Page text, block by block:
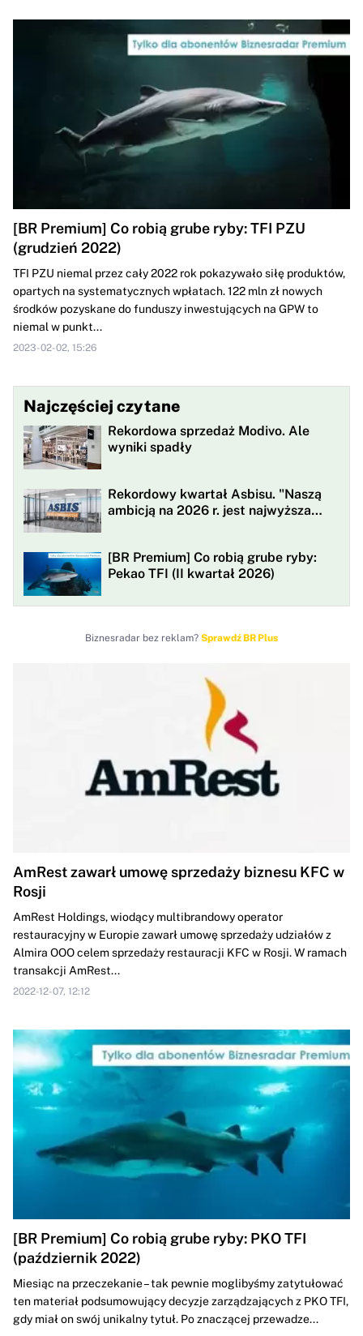
[BR Premium] Co robią grube ryby: TFI PZU
(grudzień 2022)
TFI PZU niemal przez cały 2022 rok pokazywało siłę produktów,
opartych na systematycznych wpłatach. 122 mln zł nowych
środków pozyskane do funduszy inwestujących na GPW to
niemal w punkt...
2023-02-02, 15:26
Najczęściej czytane
Rekordowa sprzedaż Modivo. Ale
wyniki spadły
Rekordowy kwartał Asbisu. "Naszą
ambicją na 2026 r. jest najwyższa
[BR Premium] Co robią grube ryby:
Pekao TFI (II kwartał 2026)
Biznesradar bez reklam? Sprawdź BR Plus
AmRest zawarł umowę sprzedaży biznesu KFC w
Rosji
AmRest Holdings, wiodący multibrandowy operator
restauracyjny w Europie zawarł umowę sprzedaży udziałów z
Almira OOO celem sprzedaży restauracji KFC w Rosji. W ramach
transakcji AmRest...
2022-12-07, 12:12
[BR Premium] Co robią grube ryby: PKO TFI
(październik 2022)
Miesiąc na przeczekanie – tak pewnie moglibyśmy zatytułować
ten materiał podsumowujący decyzje zarządzających z PKO TFI,
gdy miał on swój unikalny tytuł. Po znaczącej przewadze...